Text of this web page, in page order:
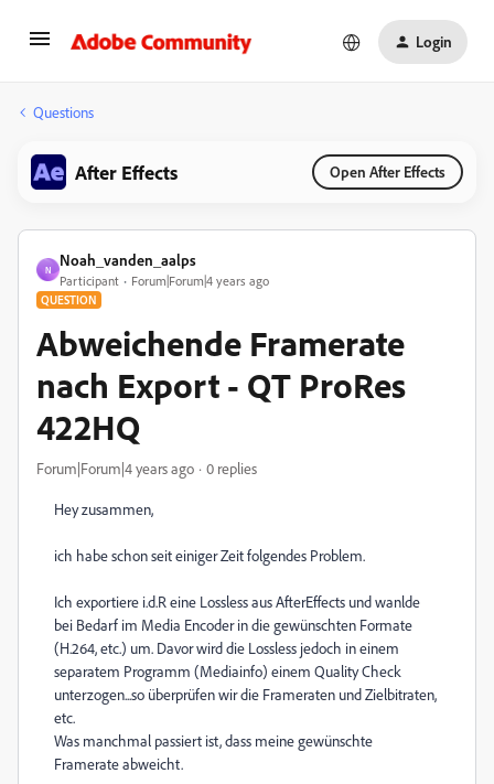
Login
Questions
After Effects Open After Effects
N
Noah_vanden_aalps
Participant Forum|Forum|4 years ago
QUESTION
Abweichende Framerate
nach Export - QT ProRes
422HQ
Forum|Forum|4 years ago 0 replies
Hey zusammen,
ich habe schon seit einiger Zeit folgendes Problem.
Ich exportiere i.d.R eine Lossless aus AfterEffects und wanlde
bei Bedarf im Media Encoder in die gewünschten Formate
(H.264, etc.) um. Davor wird die Lossless jedoch in einem
separatem Programm (Mediainfo) einem Quality Check
unterzogen...so überprüfen wir die Frameraten und Zielbitraten,
etc.
Was manchmal passiert ist, dass meine gewünschte
Framerate abweicht.